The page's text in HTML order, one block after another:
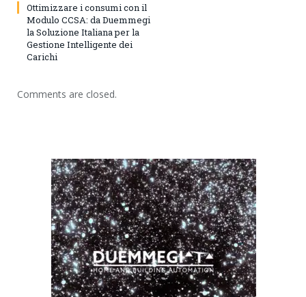
Ottimizzare i consumi con il
Modulo CCSA: da Duemmegi
la Soluzione Italiana per la
Gestione Intelligente dei
Carichi
Comments are closed.